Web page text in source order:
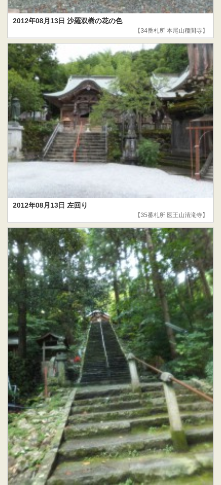
2012年08月13日 沙羅双樹の花の色
【34番札所 本尾山種間寺】
2012年08月13日 左回り
【35番札所 医王山清滝寺】